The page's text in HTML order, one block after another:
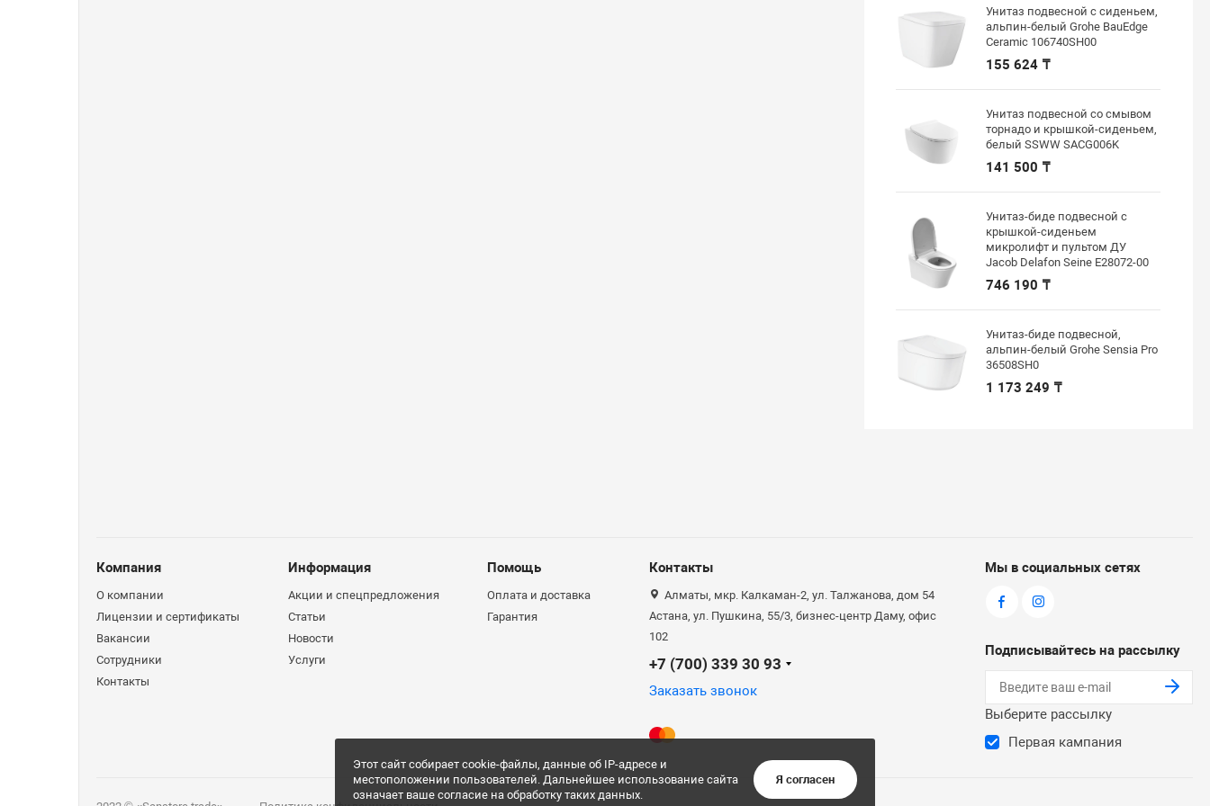
Унитаз подвесной с сиденьем,
альпин-белый Grohe BauEdge
Ceramic 106740SH00
155 624 ₸
Унитаз подвесной со смывом
торнадо и крышкой-сиденьем,
белый SSWW SACG006K
141 500 ₸
Унитаз-биде подвесной с
крышкой-сиденьем
микролифт и пультом ДУ
Jacob Delafon Seine E28072-00
746 190 ₸
Унитаз-биде подвесной,
альпин-белый Grohe Sensia Pro
36508SH0
1 173 249 ₸
Компания
О компании
Лицензии и сертификаты
Вакансии
Сотрудники
Контакты
Информация
Акции и спецпредложения
Статьи
Новости
Услуги
Помощь
Оплата и доставка
Гарантия
Контакты
Алматы, мкр. Калкаман-2, ул. Талжанова, дом 54
Астана, ул. Пушкина, 55/3, бизнес-центр Даму, офис
102
+7 (700) 339 30 93
Заказать звонок
Мы в социальных сетях
Подписывайтесь на рассылку
Выберите рассылку
Первая кампания
Этот сайт собирает cookie-файлы, данные об IP-адресе и
местоположении пользователей. Дальнейшее использование сайта
означает ваше согласие на обработку таких данных.
Я согласен